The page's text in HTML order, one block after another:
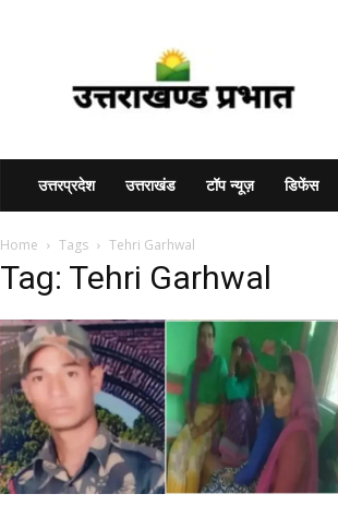
उत्तरप्रदेश उत्तराखंड टॉप न्यूज़ डिफेंस
Home Tags Tehri Garhwal
Tag: Tehri Garhwal